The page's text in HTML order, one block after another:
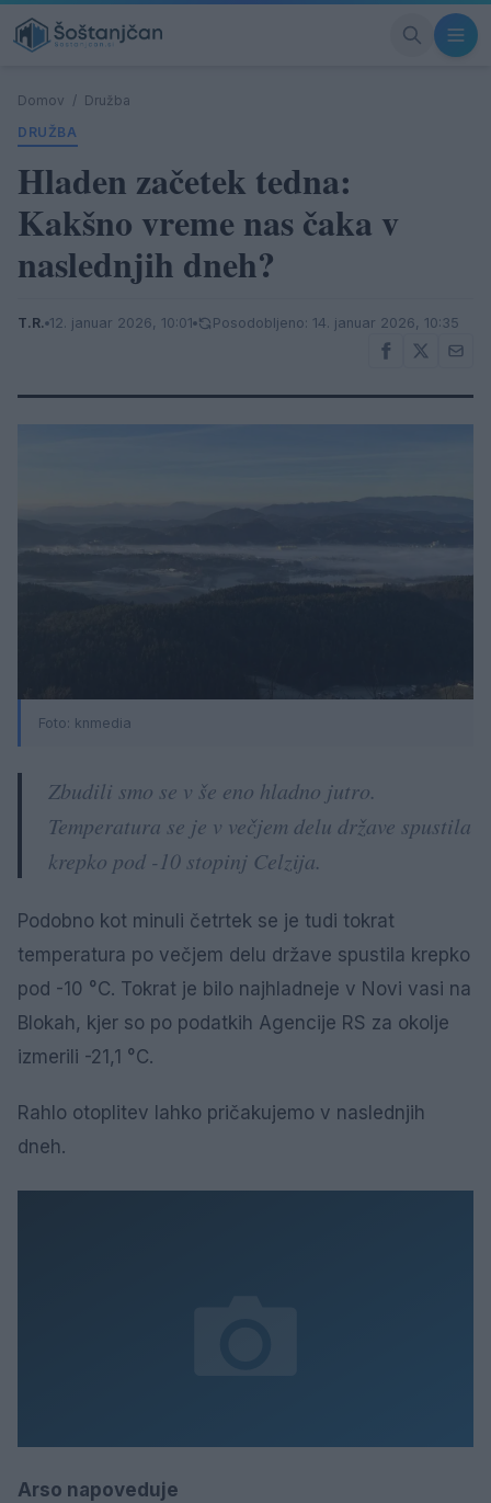
Domov / Družba
DRUŽBA
Hladen začetek tedna:
Kakšno vreme nas čaka v
naslednjih dneh?
T.R. 12. januar 2026, 10:01 Posodobljeno: 14. januar 2026, 10:35
Foto: knmedia
Zbudili smo se v še eno hladno jutro.
Temperatura se je v večjem delu države spustila
krepko pod -10 stopinj Celzija.
Podobno kot minuli četrtek se je tudi tokrat
temperatura po večjem delu države spustila krepko
pod -10 °C. Tokrat je bilo najhladneje v Novi vasi na
Blokah, kjer so po podatkih Agencije RS za okolje
izmerili -21,1 °C.
Rahlo otoplitev lahko pričakujemo v naslednjih
dneh.
Arso napoveduje